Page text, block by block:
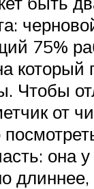
75%
который
Чтобы
от
она у